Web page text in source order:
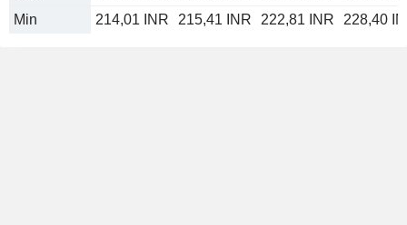
Min
214,01 INR 215,41 INR 222,81 INR 228,40